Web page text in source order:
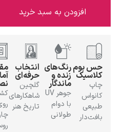
ادگار دگا
لودویگ دویچ
افزودن به سبد خرید
حس بوم
کلاسیک
چاپ
کانواس
طبیعی
بافت‌دار
رنگ‌های
زنده و
ماندگار
جوهر UV
با دوام
طولانی
انتخاب
حرفه‌ای
گلچین
شاهکارهای
تاریخ هنر روی